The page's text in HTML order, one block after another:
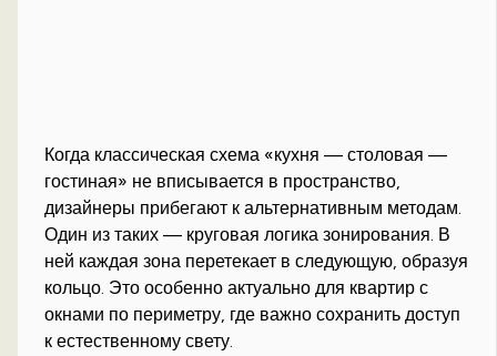
Когда классическая схема «кухня — столовая —
гостиная» не вписывается в пространство,
дизайнеры прибегают к альтернативным методам.
Один из таких — круговая логика зонирования. В
ней каждая зона перетекает в следующую, образуя
кольцо. Это особенно актуально для квартир с
окнами по периметру, где важно сохранить доступ
к естественному свету.